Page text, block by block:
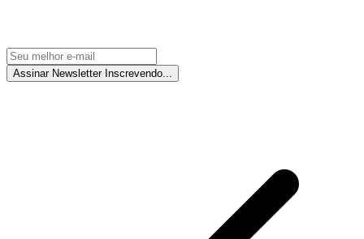
Assinar Newsletter Inscrevendo...